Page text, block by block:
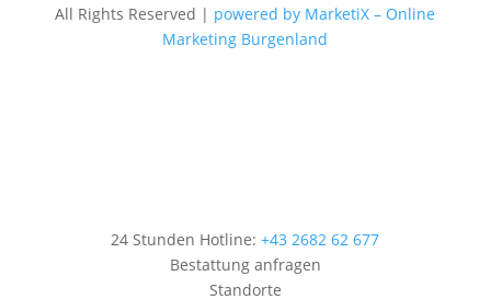
All Rights Reserved | powered by MarketiX – Online
Marketing Burgenland
24 Stunden Hotline:+43 2682 62 677
Bestattung anfragen
Standorte